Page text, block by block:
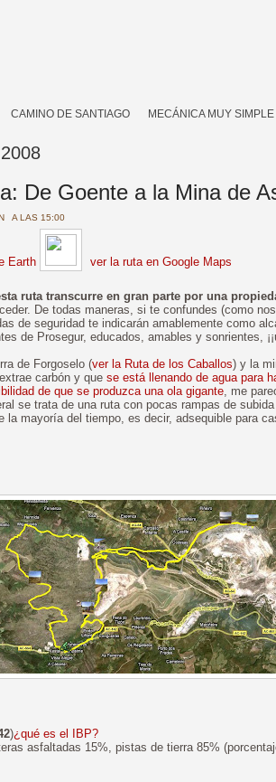
CAMINO DE SANTIAGO MECÁNICA MUY SIMPLE
De Goente a la Mina de
A LAS 15:00
Earth ver la ruta en Google Maps
ruta transcurre en gran parte por una
De todas maneras, si te confundes (como
de seguridad te indicarán amablemente como
de Prosegur, educados, amables y sonrientes,
de Forgoselo (ver la Ruta de los Caballos) y la
carbón y que se está llenando de agua para
de que se produzca una ola gigante, me
se trata de una ruta con pocas rampas de
la mayoría del tiempo, es decir, adsequible para
)¿qué es el IBP?
asfaltadas 15%, pistas de tierra 85%